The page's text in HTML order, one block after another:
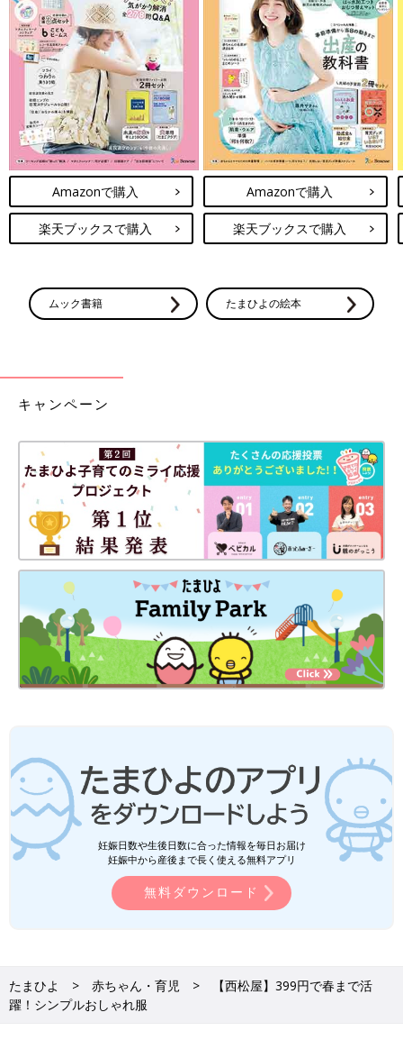
Amazonで購入
楽天ブックスで購入
Amazonで購入
楽天ブックスで購入
ムック書籍 たまひよの絵本
キャンペーン
妊娠日数や生後日数に合った情報を毎日お届け
妊娠中から産後まで長く使える無料アプリ
無料ダウンロード
たまひよ 赤ちゃん・育児
【西松屋】399円で春まで活
躍！シンプルおしゃれ服